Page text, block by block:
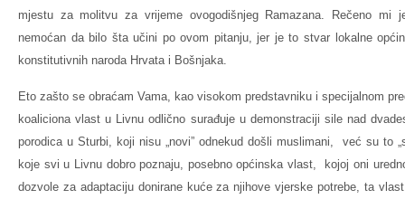
mjestu za molitvu za vrijeme ovogodišnjeg Ramazana. Rečeno mi
nemoćan da bilo šta učini po ovom pitanju, jer je to stvar lokalne
konstitutivnih naroda Hrvata i Bošnjaka.
Eto zašto se obraćam Vama, kao visokom predstavniku i specijalnom
koaliciona vlast u Livnu odlično surađuje u demonstraciji sile nad
porodica u Sturbi, koji nisu „novi” odnekud došli muslimani, već su to
koje svi u Livnu dobro poznaju, posebno općinska vlast, kojoj oni
dozvole za adaptaciju donirane kuće za njihove vjerske potrebe, ta